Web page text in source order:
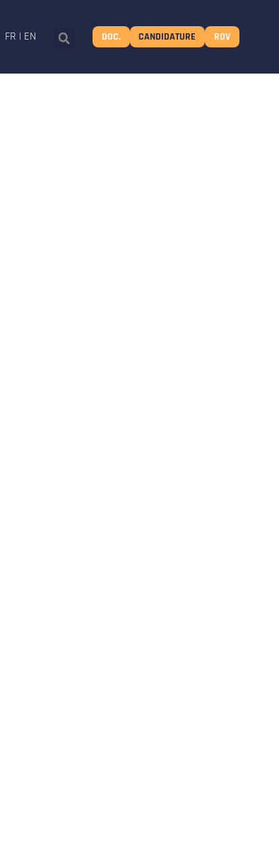
FR | EN DOC. CANDIDATURE RDV